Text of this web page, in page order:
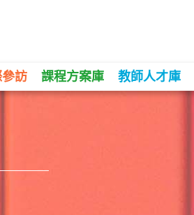
參訪 課程方案庫 教師人才庫